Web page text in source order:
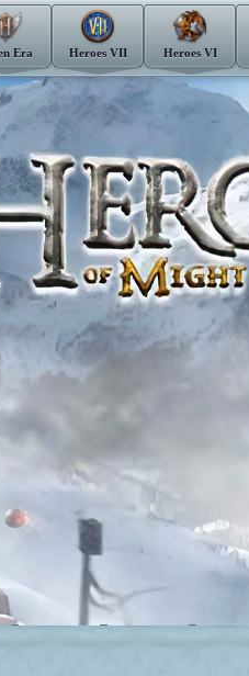
Era Heroes VII Heroes VI